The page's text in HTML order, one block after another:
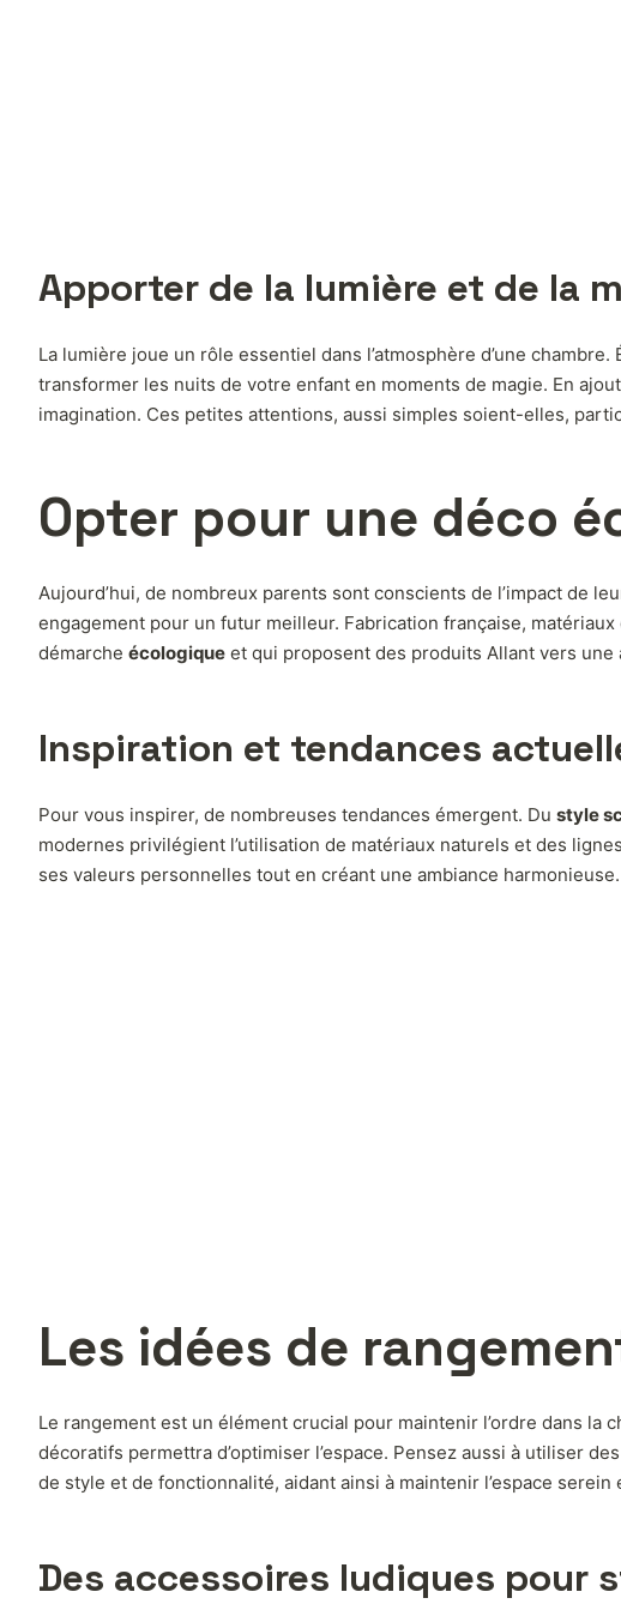
Apporter de la lumière et de la
La lumière joue un rôle essentiel dans l’atmosphère d’une
transformer les nuits de votre enfant en moments de magie. En
imagination. Ces petites attentions, aussi simples soient-elles,
Opter pour une déco
Aujourd’hui, de nombreux parents sont conscients de l’impact de
engagement pour un futur meilleur. Fabrication française,
démarche écologique et qui proposent des produits Allant vers
Inspiration et tendances
Pour vous inspirer, de nombreuses tendances émergent. Du style
modernes privilégient l’utilisation de matériaux naturels et des
ses valeurs personnelles tout en créant une ambiance harmonieuse.
Les idées de
Le rangement est un élément crucial pour maintenir l’ordre dans
décoratifs permettra d’optimiser l’espace. Pensez aussi à utiliser
de style et de fonctionnalité, aidant ainsi à maintenir l’espace serein
Des accessoires ludiques pour